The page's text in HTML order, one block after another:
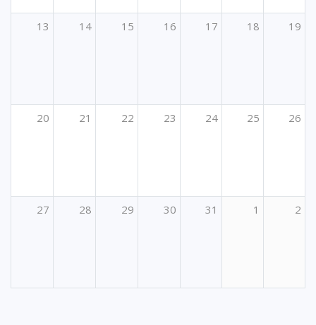
13 14 15 16 17 18 19
20 21 22 23 24 25 26
27 28 29 30 31 1 2